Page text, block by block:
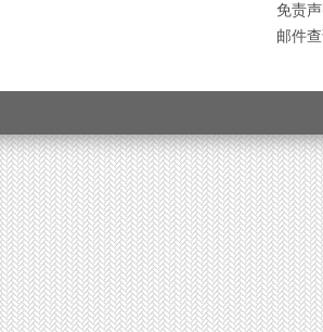
免责
邮件